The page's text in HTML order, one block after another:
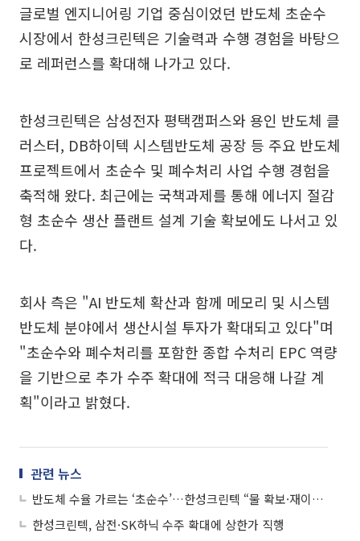
글로벌 엔지니어링 기업 중심이었던 반도체 초순수
시장에서 한성크린텍은 기술력과 수행 경험을 바탕으
로 레퍼런스를 확대해 나가고 있다.
한성크린텍은 삼성전자 평택캠퍼스와 용인 반도체 클
러스터, DB하이텍 시스템반도체 공장 등 주요 반도체
프로젝트에서 초순수 및 폐수처리 사업 수행 경험을
축적해 왔다. 최근에는 국책과제를 통해 에너지 절감
형 초순수 생산 플랜트 설계 기술 확보에도 나서고 있
다.
회사 측은 "AI 반도체 확산과 함께 메모리 및 시스템
반도체 분야에서 생산시설 투자가 확대되고 있다"며
"초순수와 폐수처리를 포함한 종합 수처리 EPC 역량
을 기반으로 추가 수주 확대에 적극 대응해 나갈 계
획"이라고 밝혔다.
관련 뉴스
반도체 수율 가르는 ‘초순수’…한성크린텍 “물 확보·재이용이 경쟁력”
한성크린텍, 삼전·SK하닉 수주 확대에 상한가 직행